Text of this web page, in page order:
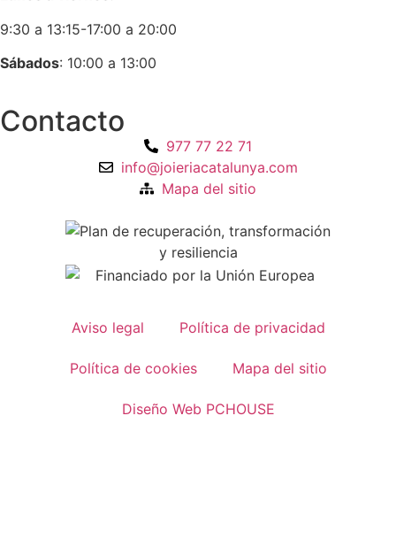
9:30 a 13:15-17:00 a 20:00
Sábados: 10:00 a 13:00
Contacto
977 77 22 71
info@joieriacatalunya.com
Mapa del sitio
Aviso legal Política de privacidad
Política de cookies Mapa del sitio
Diseño Web PCHOUSE